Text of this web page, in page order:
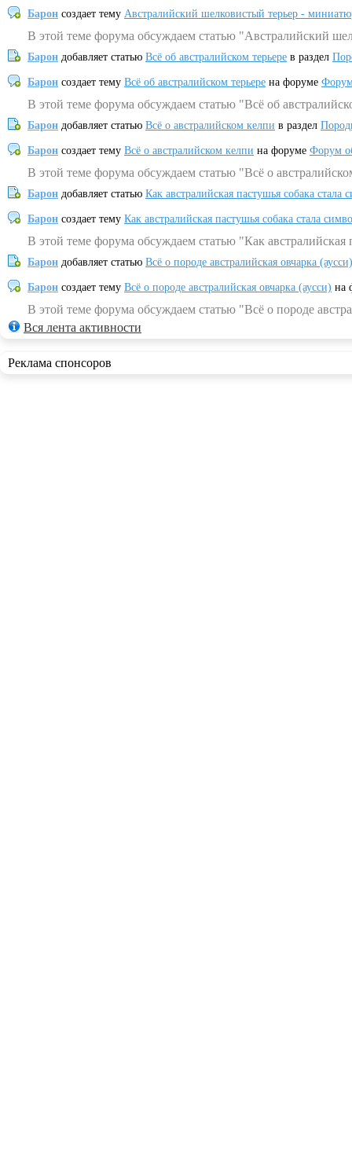
Барон создает тему Австралийский шелковистый терьер -
В этой теме форума обсуждаем статью "Австралийский
Барон добавляет статью Всё об австралийском терьере в раздел
Барон создает тему Всё об австралийском терьере на форуме
В этой теме форума обсуждаем статью "Всё об
Барон добавляет статью Всё о австралийском келпи в раздел
Барон создает тему Всё о австралийском келпи на форуме Форум
В этой теме форума обсуждаем статью "Всё о
Барон добавляет статью Как австралийская пастушья собака
Барон создает тему Как австралийская пастушья собака стала
В этой теме форума обсуждаем статью "Как
Барон добавляет статью Всё о породе австралийская овчарка (аусси)
Барон создает тему Всё о породе австралийская овчарка (аусси) на
В этой теме форума обсуждаем статью "Всё о породе
Вся лента активности
Реклама спонсоров